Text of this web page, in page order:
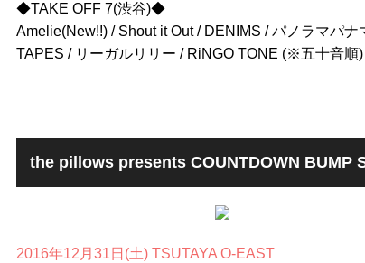
◆TAKE OFF 7(渋谷)◆
Amelie(New!!) / Shout it Out / DENIMS / パノラマパ
TAPES / リーガルリリー / RiNGO TONE (※五十音順)
the pillows presents COUNTDOWN BUMP
2016年12月31日(土) TSUTAYA O-EAST